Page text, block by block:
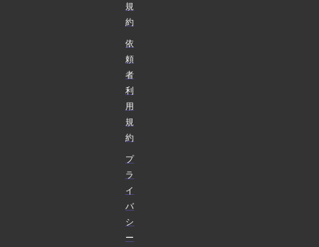
規
約
依
頼
者
利
用
規
約
プ
ラ
イ
バ
シ
ー